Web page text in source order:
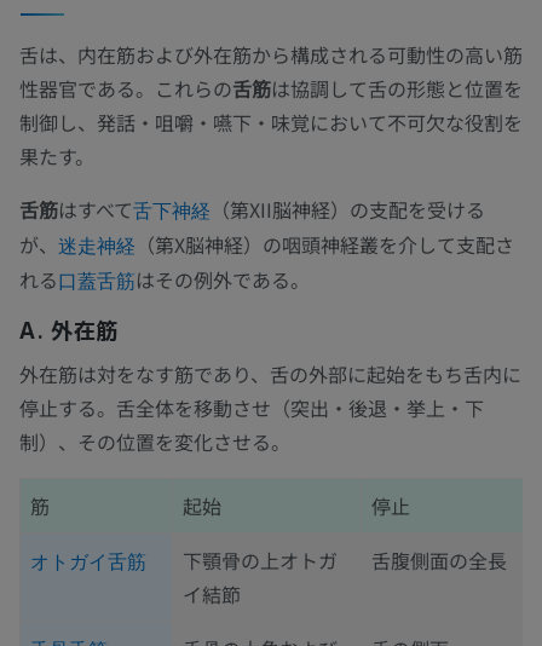
舌は、内在筋および外在筋から構成される可動性の高い筋
性器官である。これらの舌筋は協調して舌の形態と位置を
制御し、発話・咀嚼・嚥下・味覚において不可欠な役割を
果たす。
舌筋はすべて舌下神経 （第XII脳神経）の支配を受ける
が、 迷走神経 （第X脳神経）の咽頭神経叢を介して支配さ
れる口蓋舌筋はその例外である。
A. 外在筋
外在筋は対をなす筋であり、舌の外部に起始をもち舌内に
停止する。舌全体を移動させ（突出・後退・挙上・下
制）、その位置を変化させる。
筋 起始 停止
オトガイ舌筋
下顎骨の上オトガ
イ結節
舌腹側面の全長